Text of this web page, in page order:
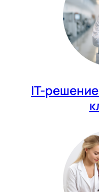
IT-